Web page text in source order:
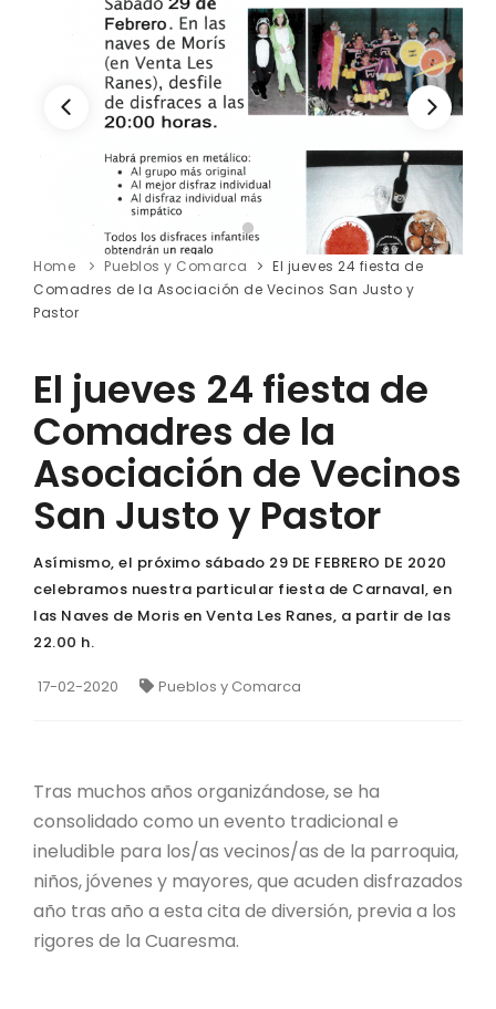
Home Pueblos y Comarca
El jueves 24 fiesta de
Comadres de la Asociación de Vecinos San Justo y
Pastor
El jueves 24 fiesta de
Comadres de la
Asociación de Vecinos
San Justo y Pastor
Asímismo, el próximo sábado 29 DE FEBRERO DE 2020
celebramos nuestra particular fiesta de Carnaval, en
las Naves de Moris en Venta Les Ranes, a partir de las
22.00 h.
17-02-2020 Pueblos y Comarca
Tras muchos años organizándose, se ha
consolidado como un evento tradicional e
ineludible para los/as vecinos/as de la parroquia,
niños, jóvenes y mayores, que acuden disfrazados
año tras año a esta cita de diversión, previa a los
rigores de la Cuaresma.